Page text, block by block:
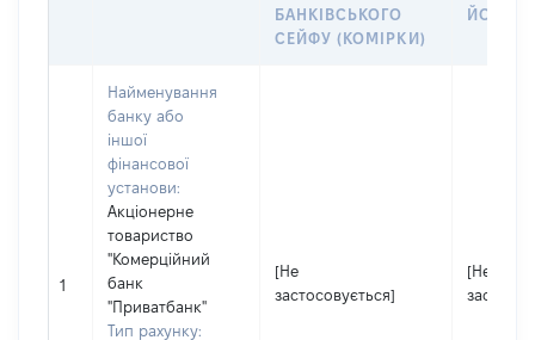
БАНКІВСЬКОГО
СЕЙФУ (КОМІРКИ)
ЙОГО
1
Найменування
банку або
іншої
фінансової
установи:
Акціонерне
товариство
"Комерційний
банк
"Приватбанк"
Тип рахунку:
[Не
застосовується]
[Не